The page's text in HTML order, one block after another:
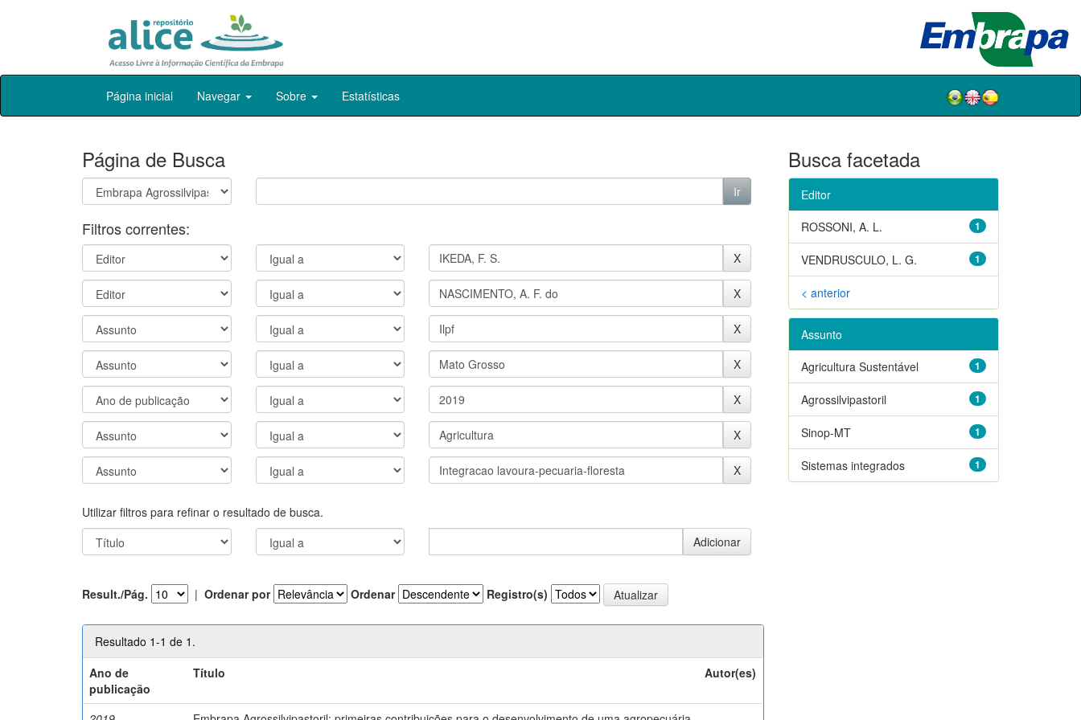
Skip
Página inicial Navegar Sobre Estatísticas
Página de Busca
Filtros correntes:
Utilizar filtros para refinar o resultado de busca.
Result./Pág. | Ordenar por Ordenar Registro(s)
Resultado 1-1 de 1.
Ano de
publicação
Título Autor(es)
Busca facetada
Editor
1
ROSSONI, A. L.
1
VENDRUSCULO, L. G.
< anterior
Assunto
1
Agricultura Sustentável
1
Agrossilvipastoril
1
Sinop-MT
1
Sistemas integrados